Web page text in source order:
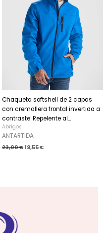
Chaqueta softshell de 2 capas
con cremallera frontal invertida a
contraste. Repelente al...
Abrigos
ANTARTIDA
23,00€ 19,55€